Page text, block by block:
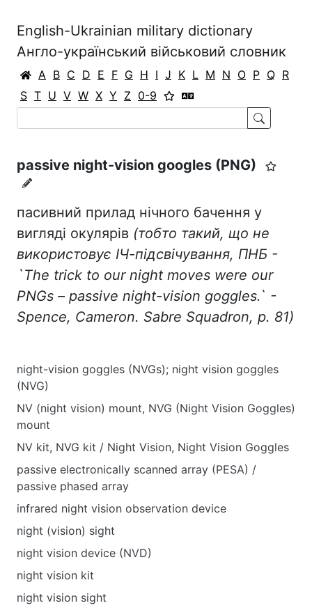
English-Ukrainian military dictionary
Англо-український військовий словник
A B C D E F G H I J K L M N O P Q R
S T U V W X Y Z 0-9
passive night-vision googles (PNG)
пасивний прилад нічного бачення у
вигляді окулярів (тобто такий, що не
використовує ІЧ-підсвічування, ПНБ -
`The trick to our night moves were our
PNGs – passive night-vision goggles.` -
Spence, Cameron. Sabre Squadron, p. 81)
night-vision goggles (NVGs); night vision goggles
(NVG)
NV (night vision) mount, NVG (Night Vision Goggles)
mount
NV kit, NVG kit / Night Vision, Night Vision Goggles
passive electronically scanned array (PESA) /
passive phased array
infrared night vision observation device
night (vision) sight
night vision device (NVD)
night vision kit
night vision sight